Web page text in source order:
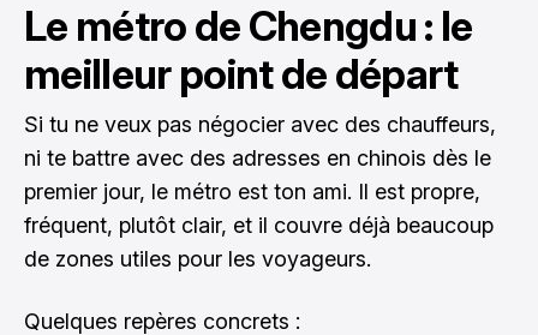
Le métro de Chengdu : le
meilleur point de départ
Si tu ne veux pas négocier avec des chauffeurs,
ni te battre avec des adresses en chinois dès le
premier jour, le métro est ton ami. Il est propre,
fréquent, plutôt clair, et il couvre déjà beaucoup
de zones utiles pour les voyageurs.
Quelques repères concrets :